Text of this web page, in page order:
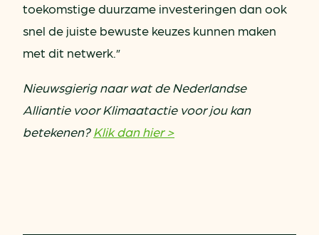
toekomstige duurzame investeringen dan ook
snel de juiste bewuste keuzes kunnen maken
met dit netwerk.”
Nieuwsgierig naar wat de Nederlandse
Alliantie voor Klimaatactie voor jou kan
betekenen? Klik dan hier >